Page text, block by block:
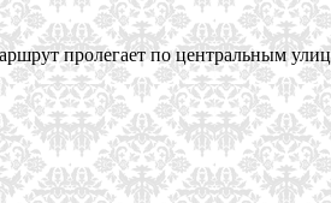
пролегает по центральным